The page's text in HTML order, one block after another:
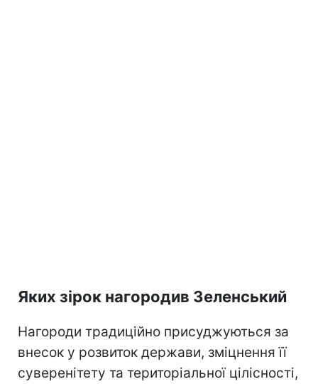
Яких зірок нагородив Зеленський
Нагороди традиційно присуджуються за
внесок у розвиток держави, зміцнення її
суверенітету та територіальної цілісності,